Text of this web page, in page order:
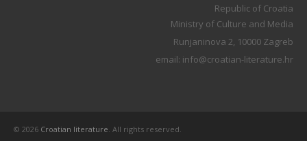
Republic of Croatia
Ministry of Culture and Media
Runjaninova 2, 10000 Zagreb
email: info@croatian-literature.hr
© 2026 Croatian literature. All rights reserved.